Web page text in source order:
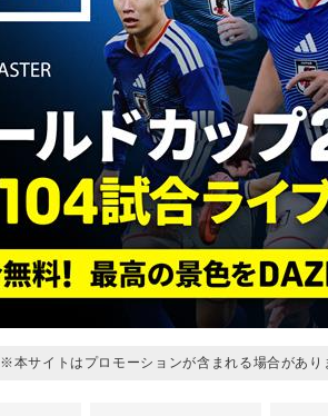
※本サイトはプロモーションが含まれる場合があり